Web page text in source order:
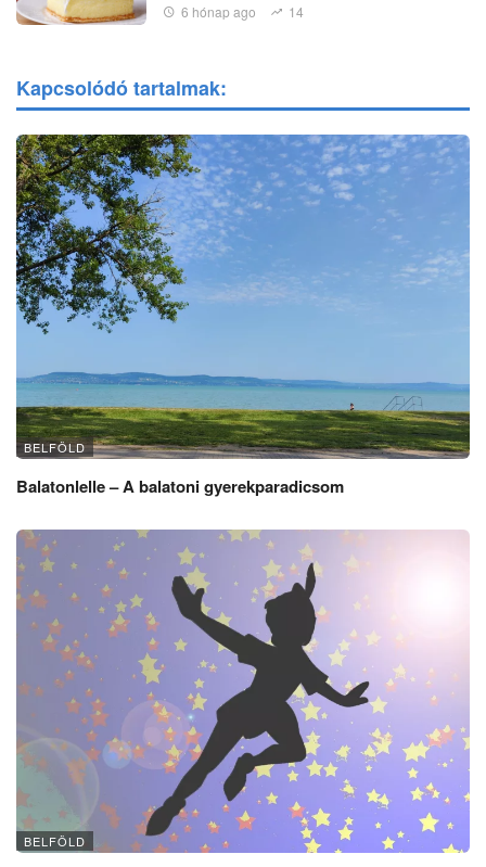
6 hónap ago 14
Kapcsolódó tartalmak:
BELFÖLD
Balatonlelle – A balatoni gyerekparadicsom
BELFÖLD